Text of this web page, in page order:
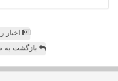
اخبار
بازگشت به